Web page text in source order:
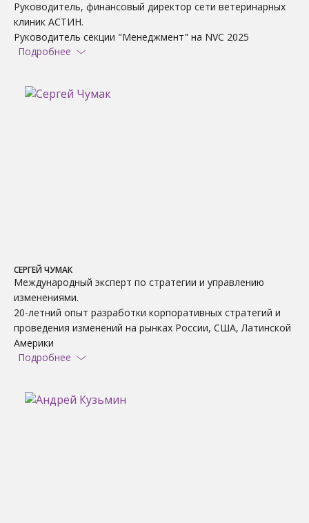
Руководитель, финансовый директор сети ветеринарных
клиник АСТИН.
Руководитель секции "Менеджмент" на NVC 2025
Подробнее
СЕРГЕЙ ЧУМАК
Международный эксперт по стратегии и управлению
изменениями.
20-летний опыт разработки корпоративных стратегий и
проведения изменений на рынках России, США, Латинской
Америки
Подробнее